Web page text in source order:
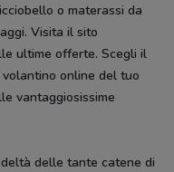
o materassi da
Visita il sito
ultime offerte. Scegli il
online del tuo
vantaggiosissime
delle tante catene di